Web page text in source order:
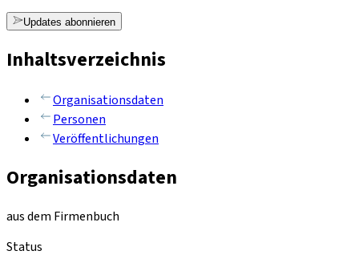
Updates abonnieren
Inhaltsverzeichnis
Organisationsdaten
Personen
Veröffentlichungen
Organisationsdaten
aus dem Firmenbuch
Status